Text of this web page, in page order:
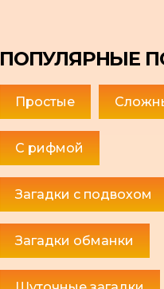
ПОПУЛЯРНЫЕ
Простые
С рифмой
Загадки с подвохом
Загадки обманки